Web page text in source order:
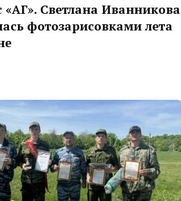
«АГ». Светлана Иванникова
фотозарисовками лета